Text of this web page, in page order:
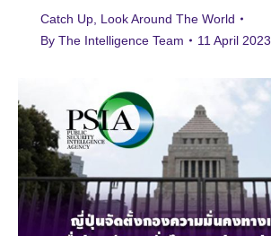
Catch Up Look Around The World
By The Intelligence Team 11 April 2023